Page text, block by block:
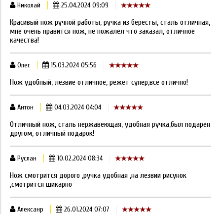
Николай 25.04.2024 09:09
Красивый нож ручной работы, ручка из бересты, сталь отличная,
мне очень нравится нож, не пожалел что заказал, отличное
качества!
Олег 15.03.2024 05:56
Нож удобный, лезвие отличное, режет супер,все отлично!
Антон 04.03.2024 04:04
Отличный нож, сталь нержавеющая, удобная ручка,был подарен
другом, отличный подарок!
Руслан 10.02.2024 08:34
Нож смотрится дорого ,ручка удобная ,на лезвии рисунок
,смотрится шикарно
Алексанр 26.01.2024 07:07